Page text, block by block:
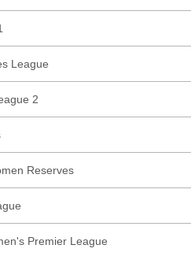
League
2
Reserves
Premier League